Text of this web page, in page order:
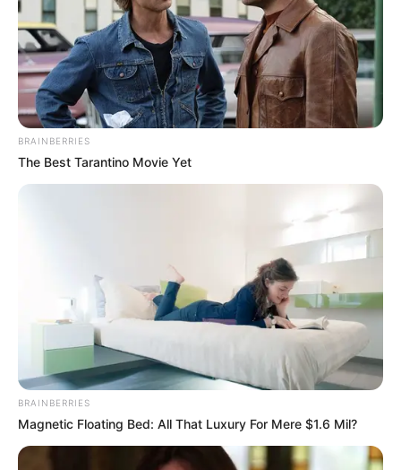
Segundo o Sindiacscer- Sindicato Intermunicipal do Agentes
Comunitários de Saúde e Agentes de Combate às Endemias de
Eunápolis e Região, uma das principais questões foi fortalecer a
busca junto à gestão (Prefeitura Municipal), pelo compromisso de
cumprir as promessas feitas em reunião com a diretoria da
entidade.
Segundo declaração da entidade sindical
, também se deve
BRAINBERRIES
The Best Tarantino Movie Yet
BRAINBERRIES
Magnetic Floating Bed: All That Luxury For Mere $1.6 Mil?